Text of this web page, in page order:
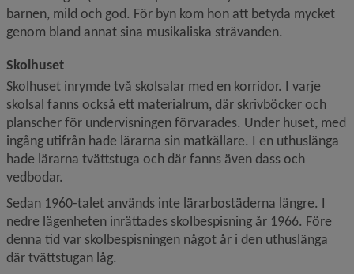
barnen, mild och god. För byn kom hon att betyda mycket
genom bland annat sina musikaliska strävanden.
Skolhuset
Skolhuset inrymde två skolsalar med en korridor. I varje
skolsal fanns också ett materialrum, där skrivböcker och
planscher för undervisningen förvarades. Under huset, med
ingång utifrån hade lärarna sin matkällare. I en uthuslänga
hade lärarna tvättstuga och där fanns även dass och
vedbodar.
Sedan 1960-talet används inte lärarbostäderna längre. I
nedre lägenheten inrättades skolbespisning år 1966. Före
denna tid var skolbespisningen något år i den uthuslänga
där tvättstugan låg.